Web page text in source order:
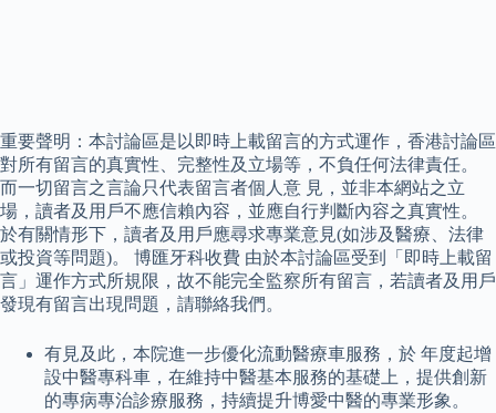
重要聲明：本討論區是以即時上載留言的方式運作，香港討論區
對所有留言的真實性、完整性及立場等，不負任何法律責任。
而一切留言之言論只代表留言者個人意 見，並非本網站之立
場，讀者及用戶不應信賴內容，並應自行判斷內容之真實性。
於有關情形下，讀者及用戶應尋求專業意見(如涉及醫療、法律
或投資等問題)。 博匯牙科收費 由於本討論區受到「即時上載留
言」運作方式所規限，故不能完全監察所有留言，若讀者及用戶
發現有留言出現問題，請聯絡我們。
有見及此，本院進一步優化流動醫療車服務，於 年度起增
設中醫專科車，在維持中醫基本服務的基礎上，提供創新
的專病專治診療服務，持續提升博愛中醫的專業形象。